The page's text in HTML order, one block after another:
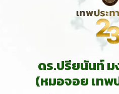
ดร.ปรียนันท์ ม
(หมอจอย เทพ